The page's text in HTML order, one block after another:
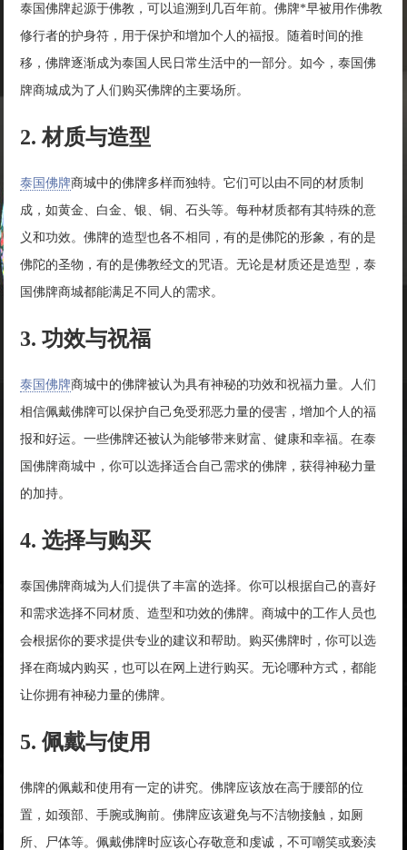
泰国佛牌起源于佛教，可以追溯到几百年前。佛牌*早被用作佛教
修行者的护身符，用于保护和增加个人的福报。随着时间的推
移，佛牌逐渐成为泰国人民日常生活中的一部分。如今，泰国佛
牌商城成为了人们购买佛牌的主要场所。
2. 材质与造型
泰国佛牌商城中的佛牌多样而独特。它们可以由不同的材质制
成，如黄金、白金、银、铜、石头等。每种材质都有其特殊的意
义和功效。佛牌的造型也各不相同，有的是佛陀的形象，有的是
佛陀的圣物，有的是佛教经文的咒语。无论是材质还是造型，泰
国佛牌商城都能满足不同人的需求。
3. 功效与祝福
泰国佛牌商城中的佛牌被认为具有神秘的功效和祝福力量。人们
相信佩戴佛牌可以保护自己免受邪恶力量的侵害，增加个人的福
报和好运。一些佛牌还被认为能够带来财富、健康和幸福。在泰
国佛牌商城中，你可以选择适合自己需求的佛牌，获得神秘力量
的加持。
4. 选择与购买
泰国佛牌商城为人们提供了丰富的选择。你可以根据自己的喜好
和需求选择不同材质、造型和功效的佛牌。商城中的工作人员也
会根据你的要求提供专业的建议和帮助。购买佛牌时，你可以选
择在商城内购买，也可以在网上进行购买。无论哪种方式，都能
让你拥有神秘力量的佛牌。
5. 佩戴与使用
佛牌的佩戴和使用有一定的讲究。佛牌应该放在高于腰部的位
置，如颈部、手腕或胸前。佛牌应该避免与不洁物接触，如厕
所、尸体等。佩戴佛牌时应该心存敬意和虔诚，不可嘲笑或亵渎